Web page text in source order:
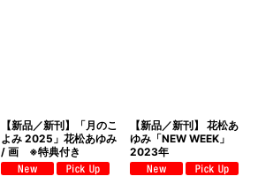
【新品／新刊】「月のこ
よみ 2025」花松あゆみ
/ 画 ※特典付き
【新品／新刊】 花松あ
ゆみ「NEW WEEK」
2023年